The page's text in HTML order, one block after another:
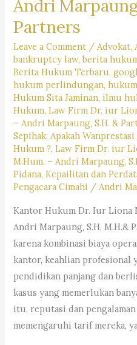
#pencarianjasapengacara,
#pencarianlayananhukum,
#trendingpengacara,
#pengacarahariini,
#kabupatenbandung,
#kotacimahi,
#kabupatenbandungbarat,
#saranjasahukum,
#mencaripengacara,
#lagibutuhjasapengacara,
Andri
Partners
Leave a Comment /Advokat,
bankruptcy law,berita
Berita Hukum Terbaru,
hukum perlindungan,
Hukum Sita Jaminan, ilmu
Hukum,Law Firm Dr. iur
– Andri Marpaung, S.H. &
Sepihak, Apakah
Hukum ?,Law Firm Dr. iur
M.Hum. – Andri Marpaung,
Pidana, Kepailitan dan
Pengacara Cimahi /Andri
Kantor Hukum Dr. Iur Liona
Andri Marpaung, S.H. M.H.&
karena kombinasi biaya
kantor, keahlian profesional
pendidikan panjang dan
kasus yang memerlukan
itu, reputasi dan
memengaruhi tarif mereka,